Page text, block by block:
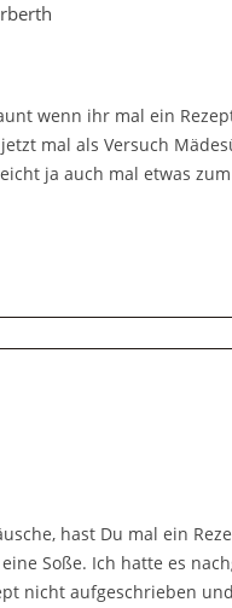
wenn ihr mal ein
mal als Versuch
ja auch mal etwas
hast Du mal ein
Soße. Ich hatte es
nicht aufgeschrieben